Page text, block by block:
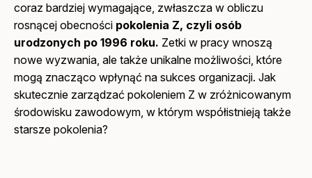
coraz bardziej wymagające, zwłaszcza w obliczu
rosnącej obecności pokolenia Z, czyli osób
urodzonych po 1996 roku. Zetki w pracy wnoszą
nowe wyzwania, ale także unikalne możliwości, które
mogą znacząco wpłynąć na sukces organizacji. Jak
skutecznie zarządzać pokoleniem Z w zróżnicowanym
środowisku zawodowym, w którym współistnieją także
starsze pokolenia?